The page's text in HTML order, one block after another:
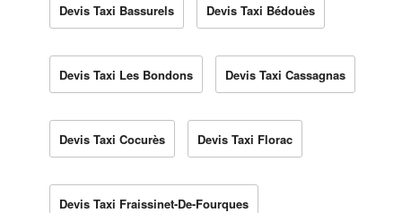
Devis Taxi Bassurels Devis Taxi Bédouès
Devis Taxi Les Bondons Devis Taxi Cassagnas
Devis Taxi Cocurès Devis Taxi Florac
Devis Taxi Fraissinet-De-Fourques